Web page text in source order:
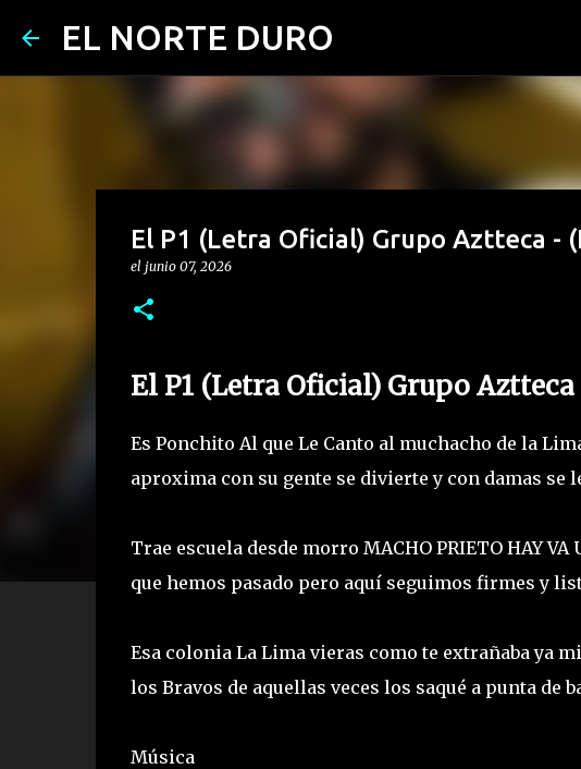
EL NORTE DURO
El P1 (Letra Oficial) Grupo Aztteca -
el junio 07, 2026
El P1 (Letra Oficial) Grupo
Es Ponchito Al que Le Canto al muchacho de la
aproxima con su gente se divierte y con damas se
Trae escuela desde morro MACHO PRIETO HAY VA
que hemos pasado pero aquí seguimos firmes y
Esa colonia La Lima vieras como te extrañaba ya
los Bravos de aquellas veces los saqué a punta de
Música